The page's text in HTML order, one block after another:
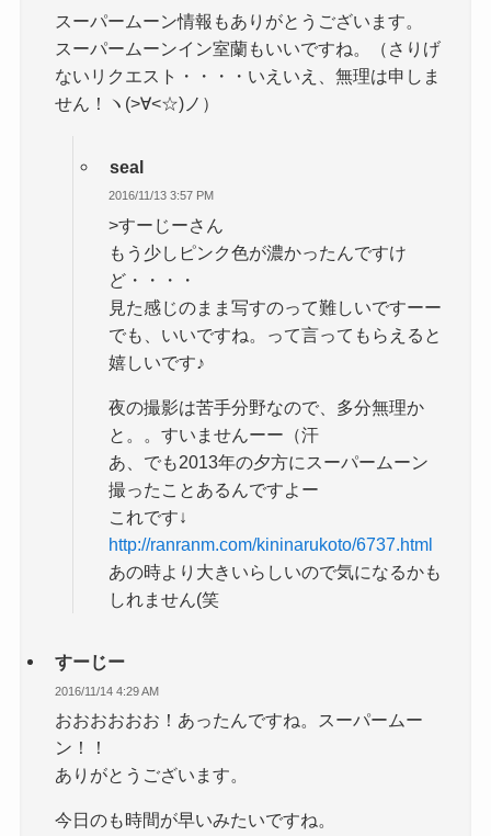
スーパームーン情報もありがとうございます。
スーパームーンイン室蘭もいいですね。（さりげ
ないリクエスト・・・・いえいえ、無理は申しま
せん！ヽ(>∀<☆)ノ）
seal
2016/11/13 3:57 PM
>すーじーさん
もう少しピンク色が濃かったんですけ
ど・・・・
見た感じのまま写すのって難しいですーー
でも、いいですね。って言ってもらえると
嬉しいです♪
夜の撮影は苦手分野なので、多分無理か
と。。すいませんーー（汗
あ、でも2013年の夕方にスーパームーン
撮ったことあるんですよー
これです↓
http://ranranm.com/kininarukoto/6737.html
あの時より大きいらしいので気になるかも
しれません(笑
すーじー
2016/11/14 4:29 AM
おおおおおお！あったんですね。スーパームー
ン！！
ありがとうございます。
今日のも時間が早いみたいですね。